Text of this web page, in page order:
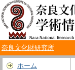
奈良文化財研究所
ホーム